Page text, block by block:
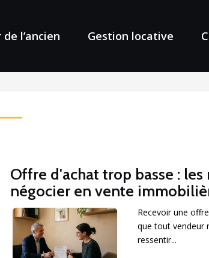
l’ancien Gestion locative
Offre d'achat trop basse :
négocier en vente
Recevoir une
que tout vendeur
ressentir...